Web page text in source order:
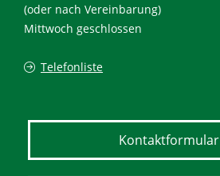
(oder nach Vereinbarung)
Mittwoch geschlossen
Telefonliste
Kontaktformular